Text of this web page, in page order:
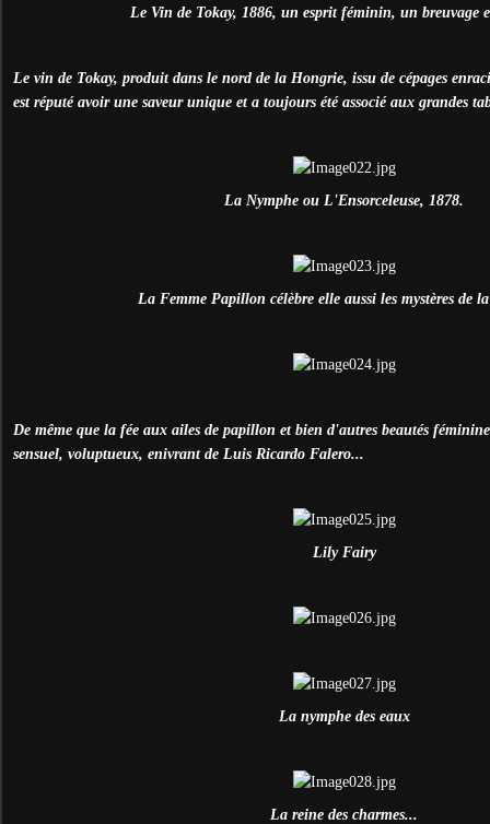
Le Vin de Tokay, 1886, un esprit féminin, un breuvage
Le vin de Tokay, produit dans le nord de la Hongrie, issu de cépages
est réputé avoir une saveur unique et a toujours été associé aux grandes
La Nymphe ou L'Ensorceleuse, 1878.
La Femme Papillon célèbre elle aussi les mystères de
De même que la fée aux ailes de papillon et bien d'autres beautés
sensuel, voluptueux, enivrant de Luis Ricardo Falero...
Lily Fairy
La nymphe des eaux
La reine des charmes...